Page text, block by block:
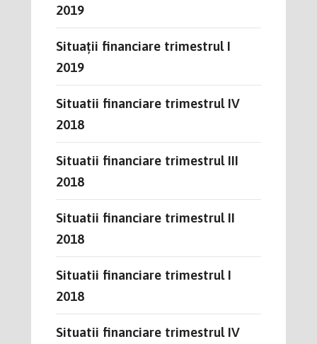
2019
Situații financiare trimestrul I
2019
Situatii financiare trimestrul IV
2018
Situatii financiare trimestrul III
2018
Situatii financiare trimestrul II
2018
Situatii financiare trimestrul I
2018
Situatii financiare trimestrul IV